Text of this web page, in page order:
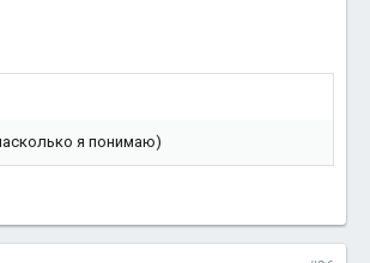
я понимаю)